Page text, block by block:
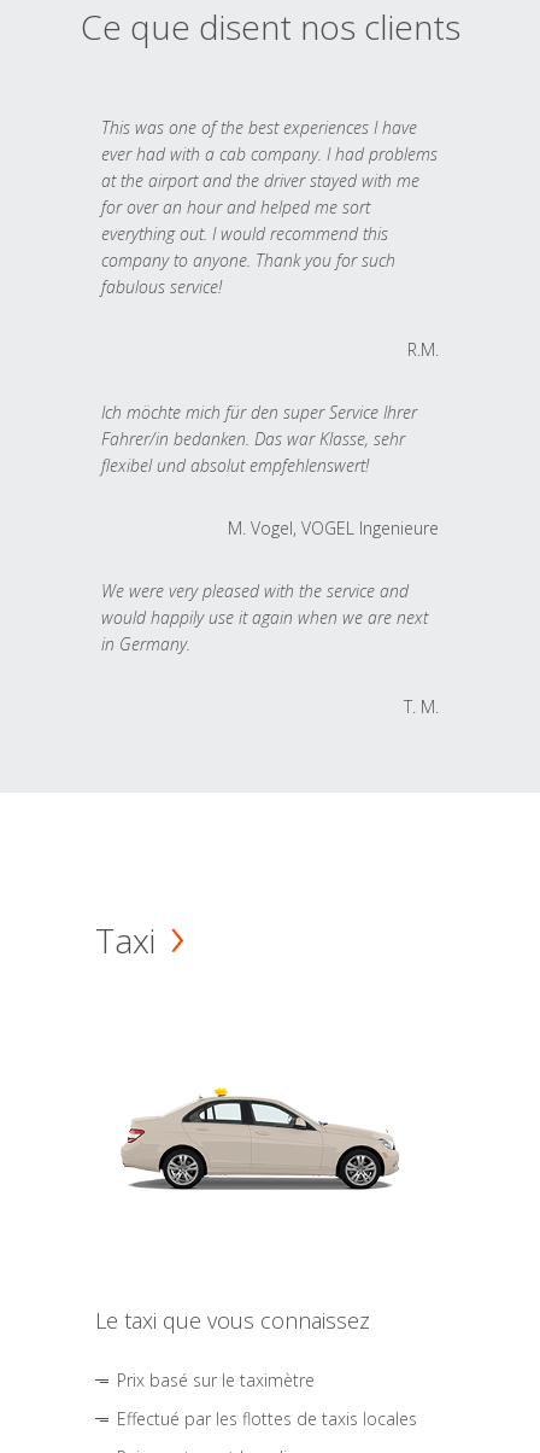
Ce que disent nos clients
This was one of the best experiences I have
ever had with a cab company. I had problems
at the airport and the driver stayed with me
for over an hour and helped me sort
everything out. I would recommend this
company to anyone. Thank you for such
fabulous service!
R.M.
Ich möchte mich für den super Service Ihrer
Fahrer/in bedanken. Das war Klasse, sehr
flexibel und absolut empfehlenswert!
M. Vogel, VOGEL Ingenieure
We were very pleased with the service and
would happily use it again when we are next
in Germany.
T. M.
Taxi
Le taxi que vous connaissez
Prix basé sur le taximètre
Effectué par les flottes de taxis locales